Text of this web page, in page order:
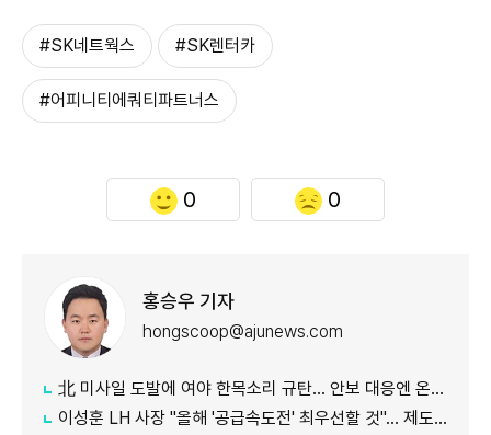
#SK네트웍스 #SK렌터카
#어피니티에쿼티파트너스
0 0
홍승우 기자
hongscoop@ajunews.com
北 미사일 도발에 여야 한목소리 규탄… 안보 대응엔 온도차
이성훈 LH 사장 "올해 '공급속도전' 최우선할 것"… 제도 개선·직원 참여 독려